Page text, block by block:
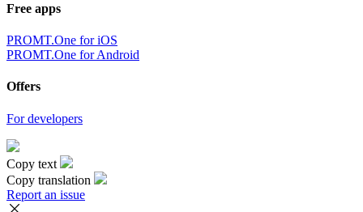
Free apps
PROMT.One for iOS
PROMT.One for Android
Offers
For developers
Copy text
Copy translation
Report an issue